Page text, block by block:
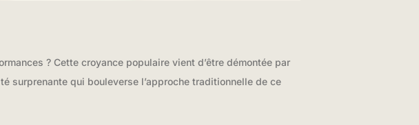
? Cette croyance populaire vient d’être démontée par
surprenante qui bouleverse l’approche traditionnelle de ce